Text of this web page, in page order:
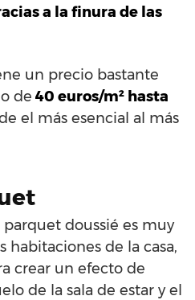
a la finura de las
un precio bastante
de 40 euros/m² hasta
el más esencial al más
doussié es muy
habitaciones de la casa,
crear un efecto de
de la sala de estar y el